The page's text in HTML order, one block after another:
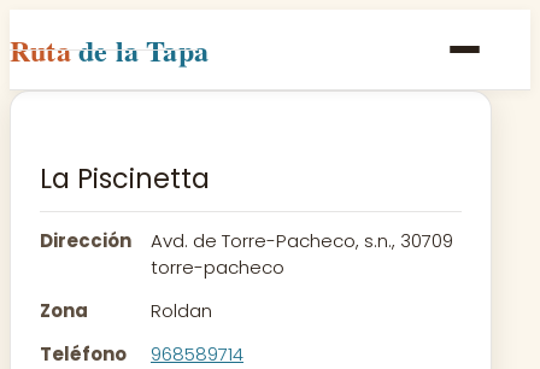
Rutade la Tapa
Inicio
Rutas
Contacto
La Piscinetta
Dirección
Avd. de Torre-Pacheco, s.n., 30709
torre-pacheco
Zona
Roldan
Teléfono
968589714